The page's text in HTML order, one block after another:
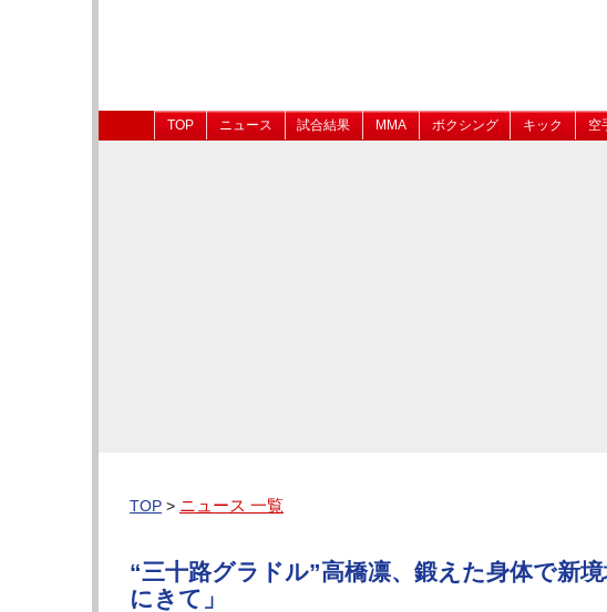
TOP ニュース 試合結果 MMA ボクシング キック 空
TOP > ニュース 一覧
“三十路グラドル”高橋凛、鍛えた身体で新
にきて」